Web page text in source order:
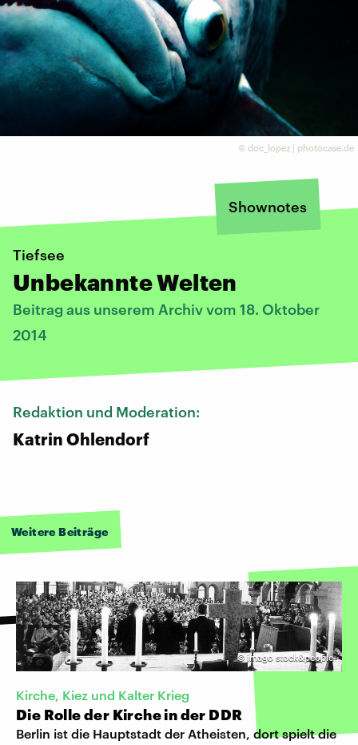
© doc_lopez | photocase.de
Shownotes
Tiefsee
Unbekannte Welten
Beitrag aus unserem Archiv vom 18. Oktober
2014
Redaktion und Moderation:
Katrin Ohlendorf
Weitere Beiträge
© imago stock&people
Kirche, Kiez und Kalter Krieg
Die Rolle der Kirche in der DDR
Berlin ist die Hauptstadt der Atheisten, dort spielt die